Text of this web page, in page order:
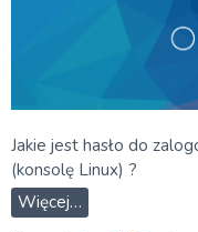
Jakie jest hasło do
(konsolę Linux) ?
Więcej…